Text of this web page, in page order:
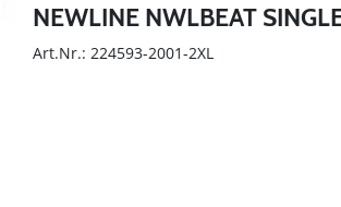
NEWLINE NWLBEAT
Art.Nr.: 224593-2001-2XL